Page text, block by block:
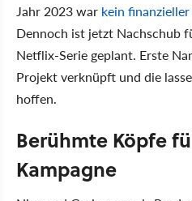
Jahr 2023 war kein
Dennoch ist jetzt Nachschub
Netflix-Serie geplant. Erste
Projekt verknüpft und die
hoffen.
Berühmte Köpfe
Kampagne